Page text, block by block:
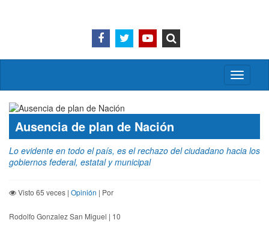
Activar/
menú
Ausencia de plan de Nación
Lo evidente en todo el país, es el rechazo del ciudadano hacia los
gobiernos federal, estatal y municipal
Visto 65 veces | Opinión | Por
Rodolfo Gonzalez San Miguel | 10